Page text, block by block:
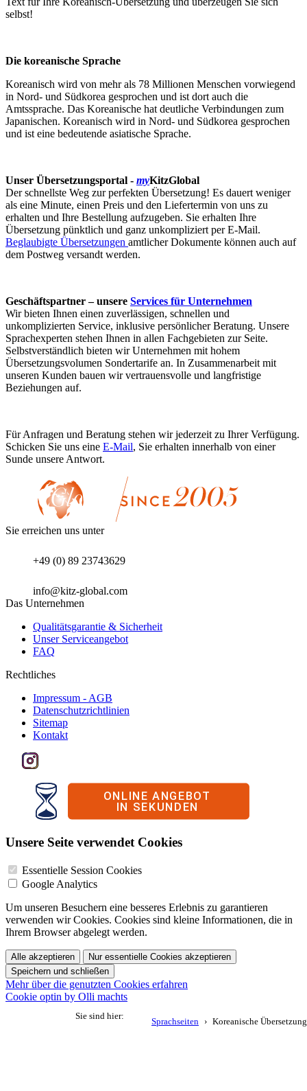
Sie sind hier:
Sprachseiten Koreanische Übersetzung
selbst!
Die koreanische Sprache
Koreanisch wird von mehr als 78 Millionen Menschen vorwiegend
in Nord- und Südkorea gesprochen und ist dort auch die
Amtssprache. Das Koreanische hat deutliche Verbindungen zum
Japanischen. Koreanisch wird in Nord- und Südkorea gesprochen
und ist eine bedeutende asiatische Sprache.
Unser Übersetzungsportal - myKitzGlobal
Der schnellste Weg zur perfekten Übersetzung! Es dauert weniger
als eine Minute, einen Preis und den Liefertermin von uns zu
erhalten und Ihre Bestellung aufzugeben. Sie erhalten Ihre
Übersetzung pünktlich und ganz unkompliziert per E-Mail.
Beglaubigte Übersetzungen amtlicher Dokumente können auch auf
dem Postweg versandt werden.
Geschäftspartner – unsere Services für Unternehmen
Wir bieten Ihnen einen zuverlässigen, schnellen und
unkomplizierten Service, inklusive persönlicher Beratung. Unsere
Sprachexperten stehen Ihnen in allen Fachgebieten zur Seite.
Selbstverständlich bieten wir Unternehmen mit hohem
Übersetzungsvolumen Sondertarife an. In Zusammenarbeit mit
unseren Kunden bauen wir vertrauensvolle und langfristige
Beziehungen auf.
Für Anfragen und Beratung stehen wir jederzeit zu Ihrer Verfügung.
Schicken Sie uns eine E-Mail, Sie erhalten innerhalb von einer
Sunde unsere Antwort.
Sie erreichen uns unter
+49 (0) 89 23743629
info@kitz-global.com
Das Unternehmen
Qualitätsgarantie & Sicherheit
Unser Serviceangebot
FAQ
Rechtliches
Impressum - AGB
Datenschutzrichtlinien
Sitemap
Kontakt
Unsere Seite verwendet Cookies
Essentielle Session Cookies
Google Analytics
Um unseren Besuchern eine besseres Erlebnis zu garantieren
verwenden wir Cookies. Cookies sind kleine Informationen, die in
Ihrem Browser abgelegt werden.
Alle akzeptieren
Nur essentielle Cookies akzeptieren
Speichern und schließen
Mehr über die genutzten Cookies erfahren
Cookie optin by Olli machts